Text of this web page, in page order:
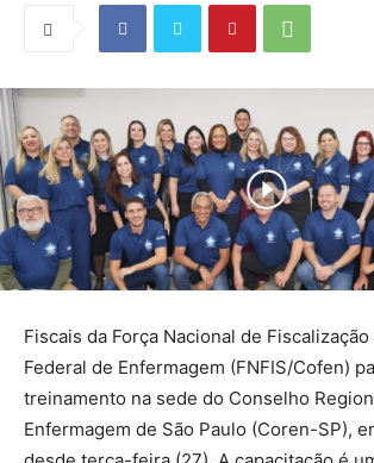
Fiscais da Força Nacional de
Federal de Enfermagem (FNFIS/Cofen)
treinamento na sede do Conselho
Enfermagem de São Paulo (Coren-SP),